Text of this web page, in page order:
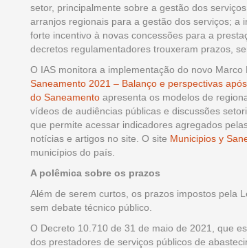
setor, principalmente sobre a gestão dos
arranjos regionais para a gestão dos serviços; a
forte incentivo à novas concessões para a
decretos regulamentadores trouxeram prazos,
O IAS monitora a implementação do novo
Saneamento 2021 – Balanço e perspectivas
do Saneamento apresenta os modelos de
vídeos de audiências públicas e discussões
que permite acessar indicadores agregados
notícias e artigos no site. O site Municipios y
municípios do país.
A polêmica sobre os prazos
Além de serem curtos, os prazos impostos pela
sem debate técnico público.
O Decreto 10.710 de 31 de maio de 2021, que
dos prestadores de serviços públicos de